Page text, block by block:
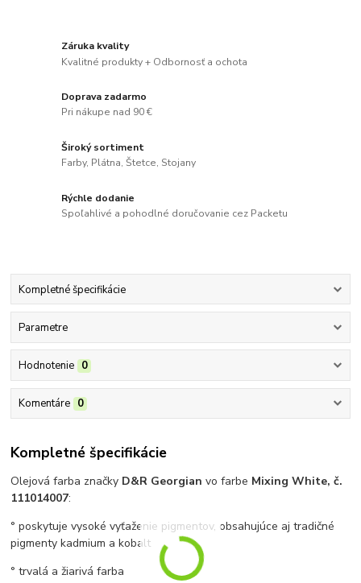
Záruka kvality
Kvalitné produkty + Odbornosť a ochota
Doprava zadarmo
Pri nákupe nad 90 €
Široký sortiment
Farby, Plátna, Štetce, Stojany
Rýchle dodanie
Spoľahlivé a pohodlné doručovanie cez Packetu
Kompletné špecifikácie
Parametre
Hodnotenie 0
Komentáre 0
Kompletné špecifikácie
Olejová farba značky D&R Georgian vo farbe Mixing White, č.
111014007:
° poskytuje vysoké vyťaženie pigmentov, obsahujúce aj tradičné
pigmenty kadmium a kobalt
° trvalá a žiarivá farba